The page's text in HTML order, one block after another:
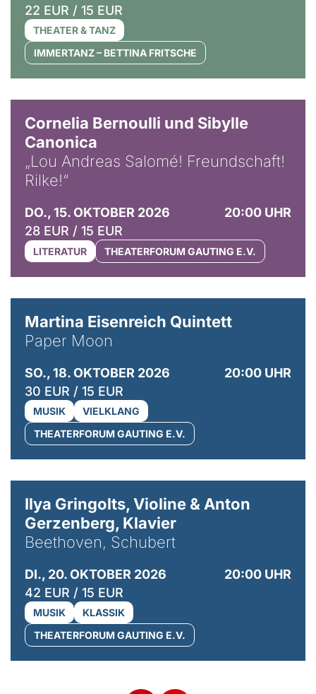
22 EUR / 15 EUR
THEATER & TANZ
IMMERTANZ – BETTINA FRITSCHE
Cornelia Bernoulli und Sibylle
Canonica
„Lou Andreas Salomé! Freundschaft!
Rilke!“
DO., 15. OKTOBER 2026
20:00 UHR
28 EUR / 15 EUR
LITERATUR THEATERFORUM GAUTING E.V.
Martina Eisenreich Quintett
Paper Moon
SO., 18. OKTOBER 2026
20:00 UHR
30 EUR / 15 EUR
MUSIK
VIELKLANG
THEATERFORUM GAUTING E.V.
Ilya Gringolts, Violine & Anton
Gerzenberg, Klavier
Beethoven, Schubert
DI., 20. OKTOBER 2026
20:00 UHR
42 EUR / 15 EUR
MUSIK
KLASSIK
THEATERFORUM GAUTING E.V.